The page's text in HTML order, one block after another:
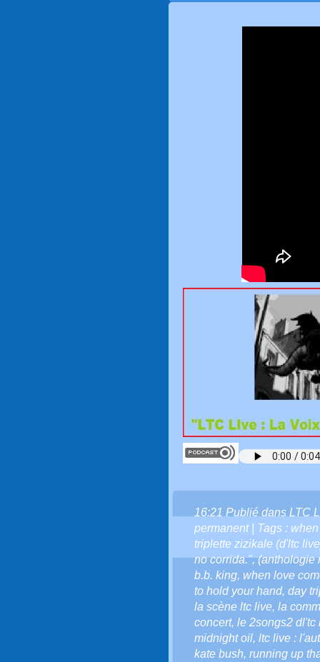
16:21 Publié dans LTC
permanent| Tags :
triplette zizikale (d'ltc
no corrida.",(anthologie
b.b. king, when love
to hold your hand, day
la scène ltc live, la
concert, le 2songs2 dl'tc
midnight oil, ltc live :
kate bush, running up